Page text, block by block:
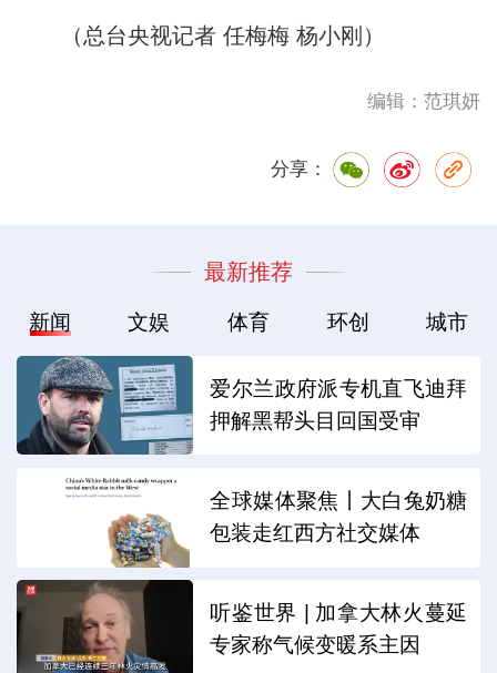
（总台央视记者 任梅梅 杨小刚）
编辑：范琪妍
分享：
最新推荐
新闻 文娱 体育 环创 城市
爱尔兰政府派专机直飞迪拜
押解黑帮头目回国受审
全球媒体聚焦丨大白兔奶糖
包装走红西方社交媒体
听鉴世界 | 加拿大林火蔓延
专家称气候变暖系主因